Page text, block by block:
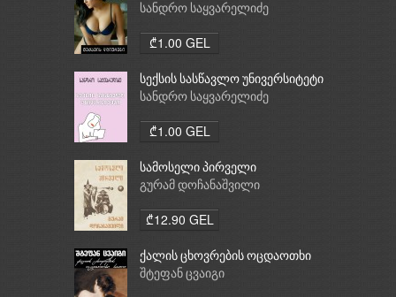
სანდრო საყვარელიძე
₾1.00 GEL
სექსის სასწავლო უნივერსიტეტი
სანდრო საყვარელიძე
₾1.00 GEL
სამოსელი პირველი
გურამ დოჩანაშვილი
₾12.90 GEL
ქალის ცხოვრების ოცდაოთხი
საათი
შტეფან ცვაიგი